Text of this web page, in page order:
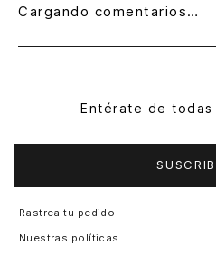
Cargando comentarios…
Entérate de todas
Rastrea tu pedido
Nuestras políticas